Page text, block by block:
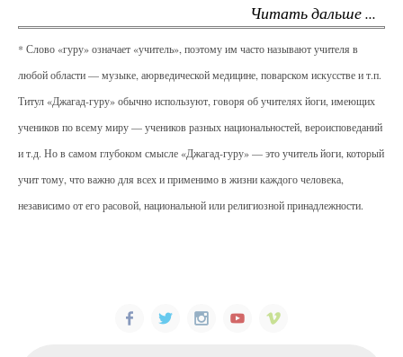
Читать дальше ...
* Слово «гуру» означает «учитель», поэтому им часто называют учителя в
любой области — музыке, аюрведической медицине, поварском искусстве и т.п.
Титул «Джагад-гуру» обычно используют, говоря об учителях йоги, имеющих
учеников по всему миру — учеников разных национальностей, вероисповеданий
и т.д. Но в самом глубоком смысле «Джагад-гуру» — это учитель йоги, который
учит тому, что важно для всех и применимо в жизни каждого человека,
независимо от его расовой, национальной или религиозной принадлежности.